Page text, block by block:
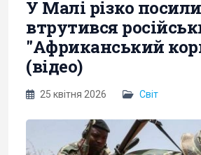
У Малі різко
втрутився
"Африканський
(відео)
25 квітня 2026 Світ